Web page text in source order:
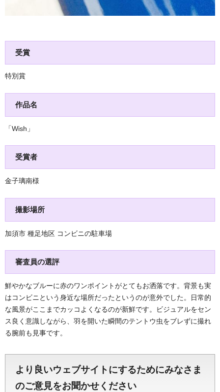
受賞
特別賞
作品名
「Wish」
受賞者
金子璃南様
撮影場所
加須市 種足地区 コンビニの駐車場
審査員の選評
鮮やかなブルーに赤のワンポイントがとてもお洒落です。背景も実
はコンビニという身近な場所だったというのが意外でした。日常的
な風景がここまでカッコよくなるのが新鮮です。ビジュアルをセン
ス良く意識しながら、羽を開いた瞬間のテントウ虫をブレずに撮れ
る腕前も見事です。
より良いウェブサイトにするためにみなさま
のご意見をお聞かせください